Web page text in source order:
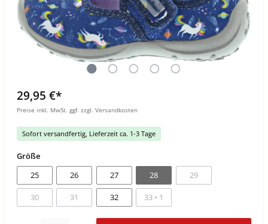
29,95 €*
Preise inkl. MwSt. ggf. zzgl. Versandkosten
Sofort versandfertig, Lieferzeit ca. 1-3 Tage
Größe
25
26 27 28 29
30 31 32 33 • 1